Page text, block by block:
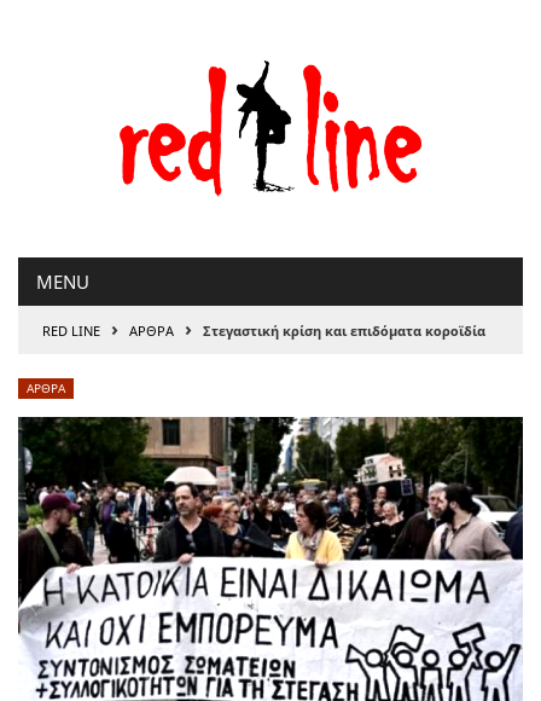
MENU
RED LINE › ΑΡΘΡΑ › Στεγαστική κρίση και επιδόµατα κοροϊδία
ΑΡΘΡΑ